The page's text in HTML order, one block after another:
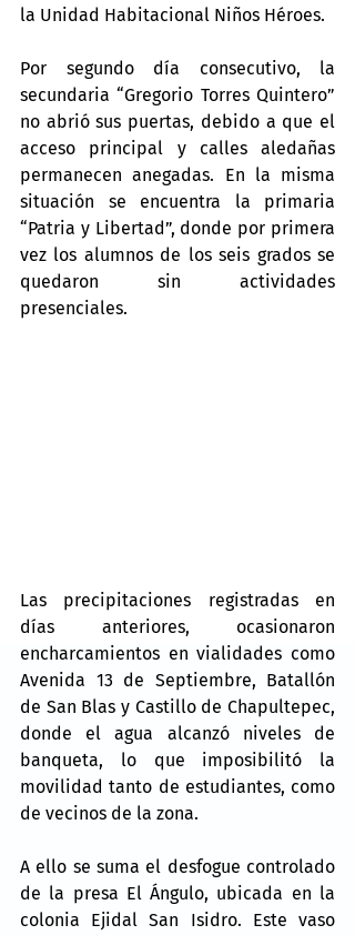
la Unidad Habitacional Niños Héroes.
Por segundo día consecutivo, la
secundaria “Gregorio Torres Quintero”
no abrió sus puertas, debido a que el
acceso principal y calles aledañas
permanecen anegadas. En la misma
situación se encuentra la primaria
“Patria y Libertad”, donde por primera
vez los alumnos de los seis grados se
quedaron sin actividades
presenciales.
Las precipitaciones registradas en
días anteriores, ocasionaron
encharcamientos en vialidades como
Avenida 13 de Septiembre, Batallón
de San Blas y Castillo de Chapultepec,
donde el agua alcanzó niveles de
banqueta, lo que imposibilitó la
movilidad tanto de estudiantes, como
de vecinos de la zona.
A ello se suma el desfogue controlado
de la presa El Ángulo, ubicada en la
colonia Ejidal San Isidro. Este vaso